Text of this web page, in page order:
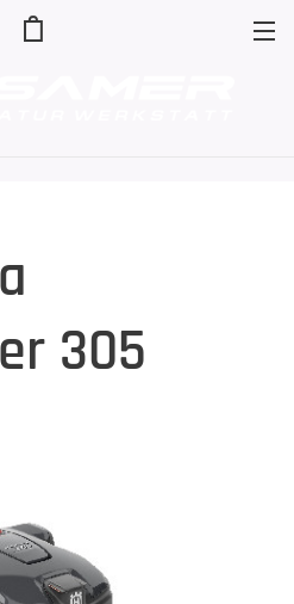
305